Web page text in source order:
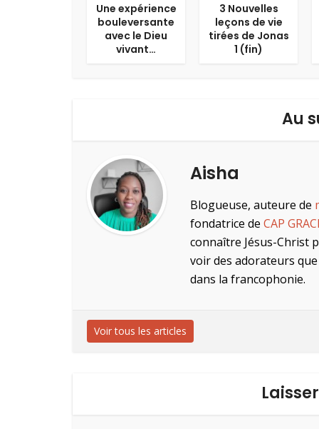
Une expérience
bouleversante
avec le Dieu
vivant…
3 Nouvelles
leçons de vie
tirées de Jonas
1 (fin)
Au
Aisha
Blogueuse, auteure de
fondatrice de CAP
connaître Jésus-Christ
voir des adorateurs
dans la francophonie.
Voir tous les articles